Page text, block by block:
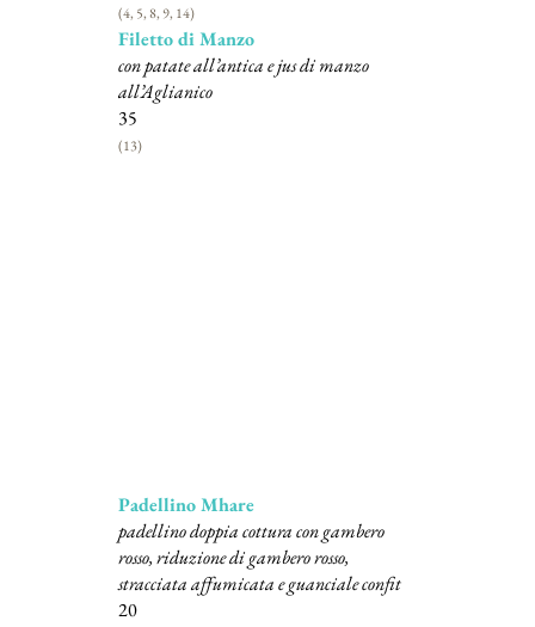
(4, 5, 8, 9, 14)
Filetto di Manzo
con patate all’antica e jus di manzo
all’Aglianico
35
(13)
Padellino Mhare
padellino doppia cottura con gambero
rosso, riduzione di gambero rosso,
stracciata affumicata e guanciale confit
20